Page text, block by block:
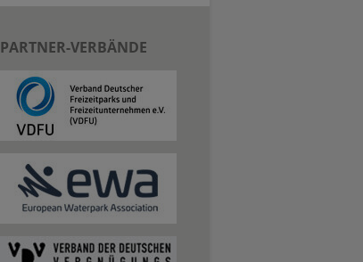
PARTNER-VERBÄNDE